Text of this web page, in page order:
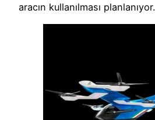
aracın kullanılması planlanıyor.